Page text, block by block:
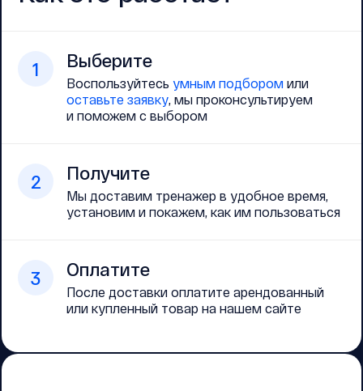
1 Выберите
Воспользуйтесь умным подбором или
оставьте заявку, мы проконсультируем
и поможем с выбором
2 Получите
Мы доставим тренажер в удобное время,
установим и покажем, как им пользоваться
3 Оплатите
После доставки оплатите арендованный
или купленный товар на нашем сайте